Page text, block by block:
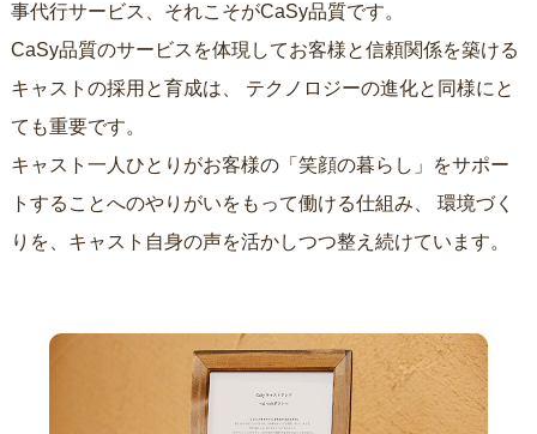
事代行サービス、それこそがCaSy品質です。
CaSy品質のサービスを体現してお客様と信頼関係を築ける
キャストの採用と育成は、
ても重要です。
キャスト一人ひとりがお客様の「笑顔の暮らし」をサポー
トすることへのやりがいをもって働ける仕組み、
りを、キャスト自身の声を活かしつつ整え続けています。